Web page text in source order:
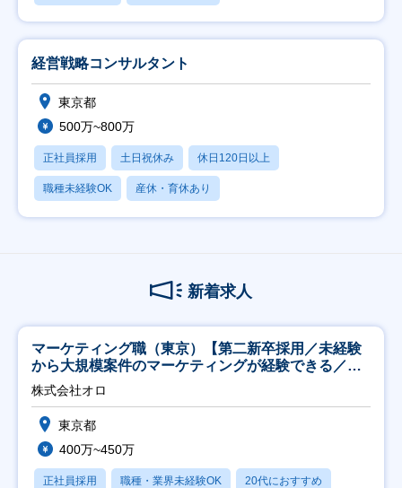
経営戦略コンサルタント
東京都
500万~800万
正社員採用 土日祝休み 休日120日以上
職種未経験OK 産休・育休あり
新着求人
マーケティング職（東京）【第二新卒採用／未経験
から大規模案件のマーケティングが経験できる／研
修充実】
株式会社オロ
東京都
400万~450万
正社員採用 職種・業界未経験OK 20代におすすめ